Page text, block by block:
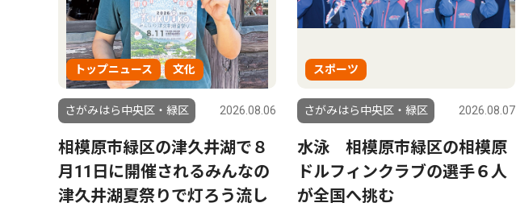
トップニュース 文化
さがみはら中央区・緑区 2026.08.06
相模原市緑区の津久井湖で８
月11日に開催されるみんなの
津久井湖夏祭りで灯ろう流し
スポーツ
さがみはら中央区・緑区 2026.08.07
水泳 相模原市緑区の相模原
ドルフィンクラブの選手６人
が全国へ挑む